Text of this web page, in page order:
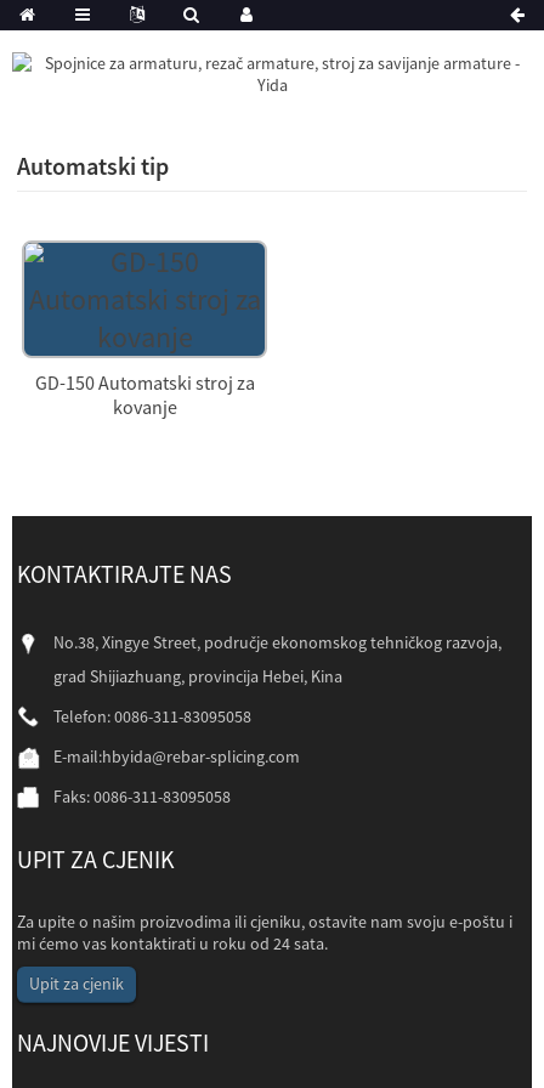
Automatski tip
GD-150 Automatski stroj za
kovanje
KONTAKTIRAJTE NAS
No.38, Xingye Street, područje ekonomskog tehničkog razvoja,
grad Shijiazhuang, provincija Hebei, Kina
Telefon: 0086-311-83095058
E-mail:hbyida@rebar-splicing.com
Faks: 0086-311-83095058
UPIT ZA CJENIK
Za upite o našim proizvodima ili cjeniku, ostavite nam svoju e-poštu i
mi ćemo vas kontaktirati u roku od 24 sata.
Upit za cjenik
NAJNOVIJE VIJESTI